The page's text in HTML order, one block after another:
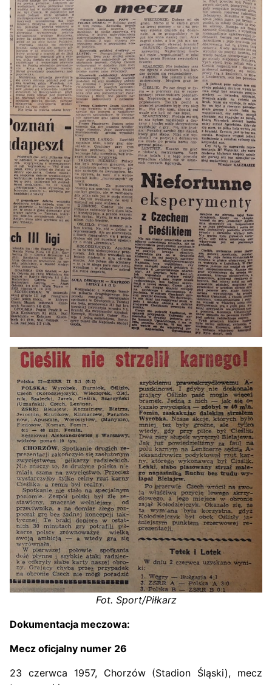
Fot. Sport/Piłkarz
Dokumentacja meczowa:
Mecz oficjalny numer 26
23 czerwca 1957, Chorzów (Stadion Śląski), mecz